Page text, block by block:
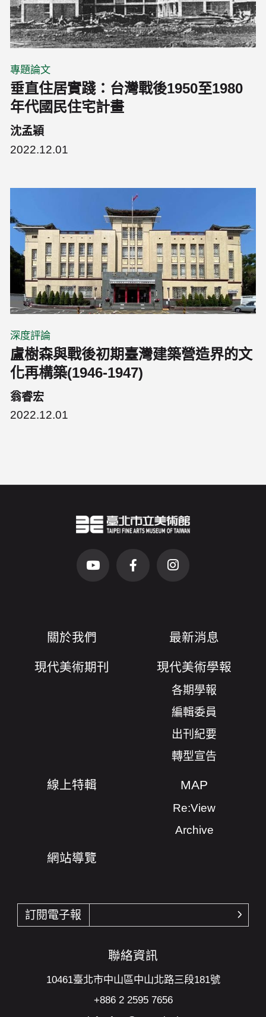
專題論文
垂直住居實踐：台灣戰後1950至1980
年代國民住宅計畫
沈孟穎
2022.12.01
深度評論
盧樹森與戰後初期臺灣建築營造界的文
化再構築(1946-1947)
翁睿宏
2022.12.01
前往Youtube頻道(另開新視窗)
前往Facebook粉絲團(另開新視窗)
前往Instagram粉絲團(另
關於我們 最新消息
現代美術期刊 現代美術學報
各期學報
編輯委員
出刊紀要
轉型宣告
線上特輯 MAP
Re:View
Archive
網站導覽
訂閱電子報
確認
聯絡資訊
10461臺北市中山區中山北路三段181號
+886 2 2595 7656